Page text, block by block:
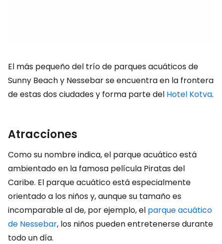
El más pequeño del trío de parques acuáticos de
Sunny Beach y Nessebar se encuentra en la frontera
de estas dos ciudades y forma parte del Hotel Kotva.
Atracciones
Como su nombre indica, el parque acuático está
ambientado en la famosa película Piratas del
Caribe. El parque acuático está especialmente
orientado a los niños y, aunque su tamaño es
incomparable al de, por ejemplo, el parque acuático
de Nessebar, los niños pueden entretenerse durante
todo un día.